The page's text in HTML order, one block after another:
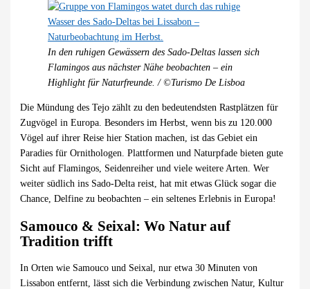
In den ruhigen Gewässern des Sado-Deltas lassen sich
Flamingos aus nächster Nähe beobachten – ein
Highlight für Naturfreunde. / ©Turismo De Lisboa
Die Mündung des Tejo zählt zu den bedeutendsten Rastplätzen für
Zugvögel in Europa. Besonders im Herbst, wenn bis zu 120.000
Vögel auf ihrer Reise hier Station machen, ist das Gebiet ein
Paradies für Ornithologen. Plattformen und Naturpfade bieten gute
Sicht auf Flamingos, Seidenreiher und viele weitere Arten. Wer
weiter südlich ins Sado-Delta reist, hat mit etwas Glück sogar die
Chance, Delfine zu beobachten – ein seltenes Erlebnis in Europa!
Samouco & Seixal: Wo Natur auf
Tradition trifft
In Orten wie Samouco und Seixal, nur etwa 30 Minuten von
Lissabon entfernt, lässt sich die Verbindung zwischen Natur, Kultur